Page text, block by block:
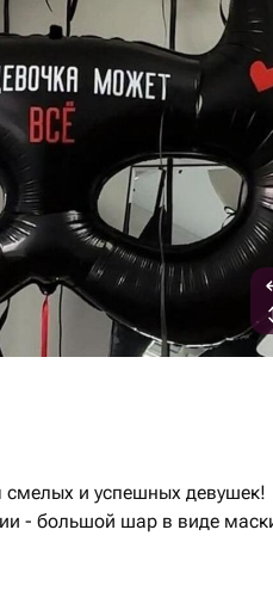
и успешных девушек!
- большой шар в виде
из 10 белых латексных